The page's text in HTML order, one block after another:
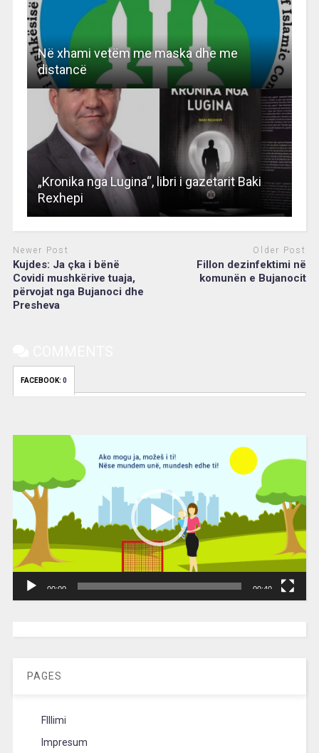
Në xhami vetëm me maska dhe me
distancë
„Kronika nga Lugina“, libri i gazetarit Baki
Rexhepi
Newer Post
Kujdes: Ja çka i bënë
Covidi mushkërive tuaja,
përvojat nga Bujanoci dhe
Presheva
Older Post
Fillon dezinfektimi në
komunën e Bujanocit
FACEBOOK: 0
00:00 00:40
PAGES
FIllimi
Impresum